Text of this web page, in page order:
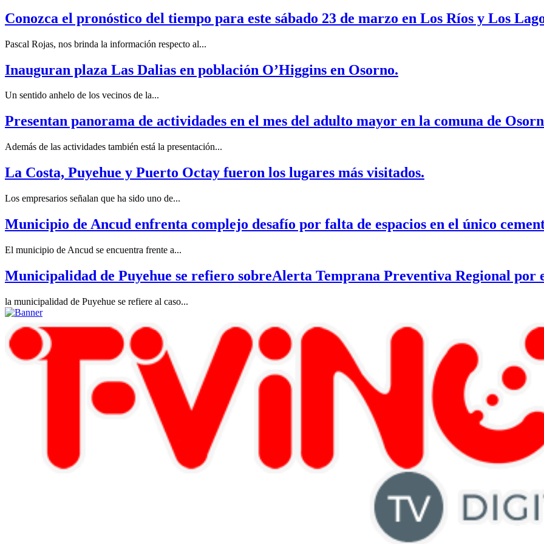
Conozca el pronóstico del tiempo para este sábado 23 de marzo en Los Ríos y Los
Pascal Rojas, nos brinda la información respecto al...
Inauguran plaza Las Dalias en población O’Higgins en Osorno.
Un sentido anhelo de los vecinos de la...
Presentan panorama de actividades en el mes del adulto mayor en la comuna de
Además de las actividades también está la presentación...
La Costa, Puyehue y Puerto Octay fueron los lugares más visitados.
Los empresarios señalan que ha sido uno de...
Municipio de Ancud enfrenta complejo desafío por falta de espacios en el único
El municipio de Ancud se encuentra frente a...
Municipalidad de Puyehue se refiero sobreAlerta Temprana Preventiva Regional por
la municipalidad de Puyehue se refiere al caso...